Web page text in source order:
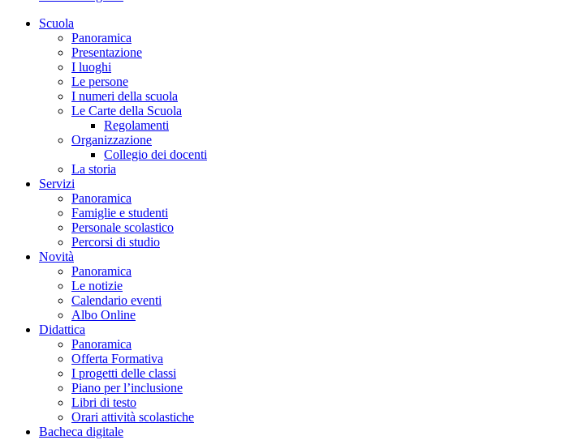
Scuola
Panoramica
Presentazione
I luoghi
Le persone
I numeri della scuola
Le Carte della Scuola
Regolamenti
Organizzazione
Collegio dei docenti
La storia
Servizi
Panoramica
Famiglie e studenti
Personale scolastico
Percorsi di studio
Novità
Panoramica
Le notizie
Calendario eventi
Albo Online
Didattica
Panoramica
Offerta Formativa
I progetti delle classi
Piano per l’inclusione
Libri di testo
Orari attività scolastiche
Bacheca digitale